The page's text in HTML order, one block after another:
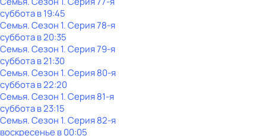
субботав19:45
Семья. Сезон 1. Серия 78-я
субботав20:35
Семья. Сезон 1. Серия 79-я
субботав21:30
Семья. Сезон 1. Серия 80-я
субботав22:20
Семья. Сезон 1. Серия 81-я
субботав23:15
Семья. Сезон 1. Серия 82-я
воскресенье в00:05